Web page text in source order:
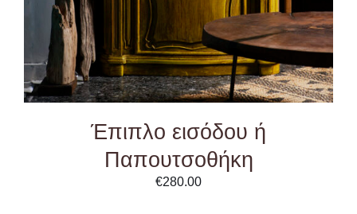
Έπιπλο εισόδου ή
Παπουτσοθήκη
€280.00